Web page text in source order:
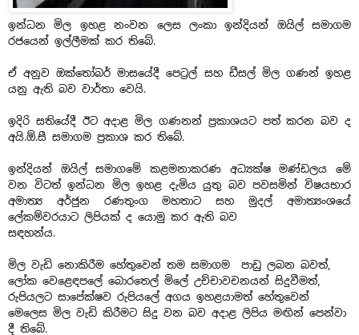
ඉන්ධන මිල ඉහළ නංවන ලෙස ලංකා ඉන්දියන් ඔයිල් සමාගම
රජයෙන් ඉල්ලීමක් කර තිබේ.
ඒ අනුව ඔක්තෝබර් මාසයේදී පෙට්‍රල් සහ ඩීසල් මිල ගණන් ඉහළ
යනු ඇති බව වාර්තා වෙයි.
ඉදිරි සතියේදී ඊට අදාළ මිල ගණනන් ප්‍රකාශයට පත් කරන බව ද
අයි.ඕ.සී සමාගම ප්‍රකාශ කර තිබේ.
ඉන්දියන් ඔයිල් සමාගමේ කළමනාකරණ අධ්‍යක්ෂ මණ්ඩලය මේ
වන විටත් ඉන්ධන මිල ඉහළ දැමිය යුතු බව පවසමින් විෂයභාර
අමාත්‍ය අර්ජුන රණතුංග මහතාට සහ මුදල් අමාත්‍යංශයේ
ලේකම්වරයාට ලිපියක් ද යොමු කර ඇති බව
සඳහන්ය.
මිල වැඩි නොකිරීම හේතුවෙන් තම සමාගම පාඩු ලබන බවත්,
ලෝක වෙළෙඳපලේ බොරතෙල් මිලේ උච්චාවචනයන් සිදුවීමත්,
රුපියලට සාපේක්ෂව රුපියලේ අගය ඉහළයාමත් හේතුවෙන්
මෙලෙස මිල වැඩි කිරීමට සිදු වන බව අදාළ ලිපිය මඟින් පෙන්වා
දී තිබේ.